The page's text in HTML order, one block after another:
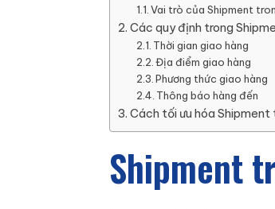
Vai trò của Shipment
Các quy định trong
Thời gian giao hàng
Địa điểm giao hàng
Phương thức giao hàng
Thông báo hàng đến
Cách tối ưu hóa Shipment
Shipment